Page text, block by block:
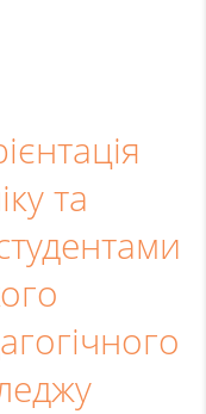
та